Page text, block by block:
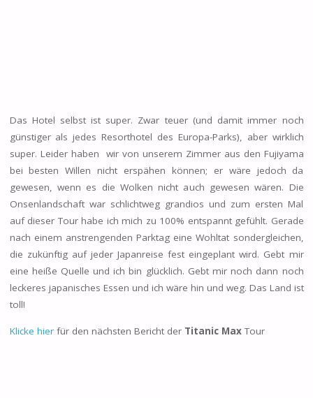
Das Hotel selbst ist super. Zwar teuer (und damit immer noch
günstiger als jedes Resorthotel des Europa-Parks), aber wirklich
super. Leider haben wir von unserem Zimmer aus den Fujiyama
bei besten Willen nicht erspähen können; er wäre jedoch da
gewesen, wenn es die Wolken nicht auch gewesen wären. Die
Onsenlandschaft war schlichtweg grandios und zum ersten Mal
auf dieser Tour habe ich mich zu 100% entspannt gefühlt. Gerade
nach einem anstrengenden Parktag eine Wohltat sondergleichen,
die zukünftig auf jeder Japanreise fest eingeplant wird. Gebt mir
eine heiße Quelle und ich bin glücklich. Gebt mir noch dann noch
leckeres japanisches Essen und ich wäre hin und weg. Das Land ist
toll!
Klicke hierfür den nächsten Bericht der Titanic MaxTour